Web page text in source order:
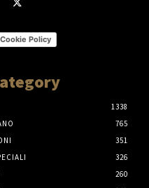
Cookie Policy
1338
765
351
326
260